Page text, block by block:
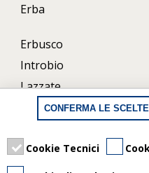
Erba
Erbusco
Introbio
Lazzate
Lecco
Porlezza
Uboldo
CONFERMA LE SCELTE
Cookie Tecnici